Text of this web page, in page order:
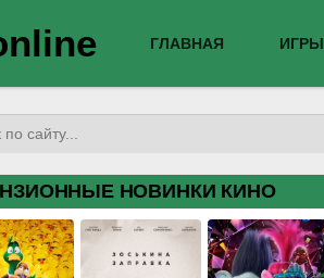
ГЛАВНАЯ ИГРЫ
НОВИНКИ КИНО